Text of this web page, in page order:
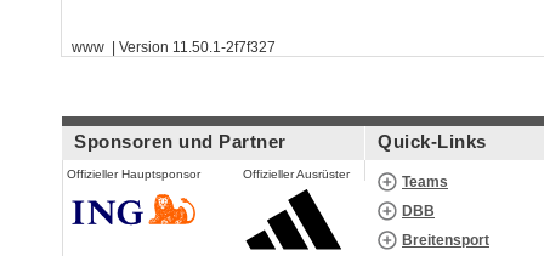
www | Version 11.50.1-2f7f327
Sponsoren und Partner
Offizieller Hauptsponsor Offizieller Ausrüster
Quick-Links
Teams
DBB
Breitensport